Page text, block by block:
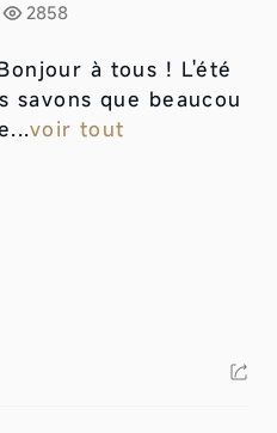
2858
à tous ! L'été
savons que beaucou
voir tout